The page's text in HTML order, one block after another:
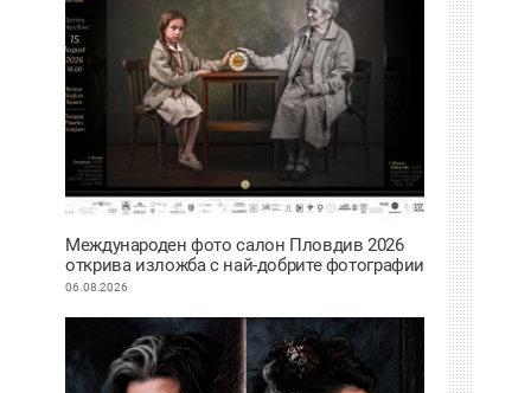
Международен фото салон Пловдив 2026
открива изложба с най-добрите фотографии
от тазгодишното издание
06.08.2026